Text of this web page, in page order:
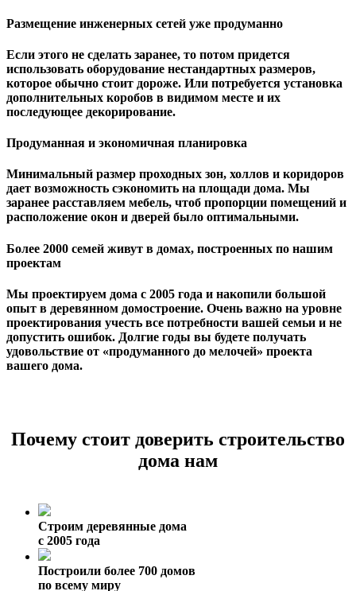
Размещение инженерных сетей уже продуманно
Если этого не сделать заранее, то потом придется
использовать оборудование нестандартных размеров,
которое обычно стоит дороже. Или потребуется установка
дополнительных коробов в видимом месте и их
последующее декорирование.
Продуманная и экономичная планировка
Минимальный размер проходных зон, холлов и коридоров
дает возможность сэкономить на площади дома. Мы
заранее расставляем мебель, чтоб пропорции помещений и
расположение окон и дверей было оптимальными.
Более 2000 семей живут в домах, построенных по нашим
проектам
Мы проектируем дома с 2005 года и накопили большой
опыт в деревянном домостроение. Очень важно на уровне
проектирования учесть все потребности вашей семьи и не
допустить ошибок. Долгие годы вы будете получать
удовольствие от «продуманного до мелочей» проекта
вашего дома.
Почему стоит доверить строительство
дома нам
Строим деревянные дома
с 2005 года
Построили более 700 домов
по всему миру